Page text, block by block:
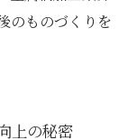
のものづくりを
上の秘密